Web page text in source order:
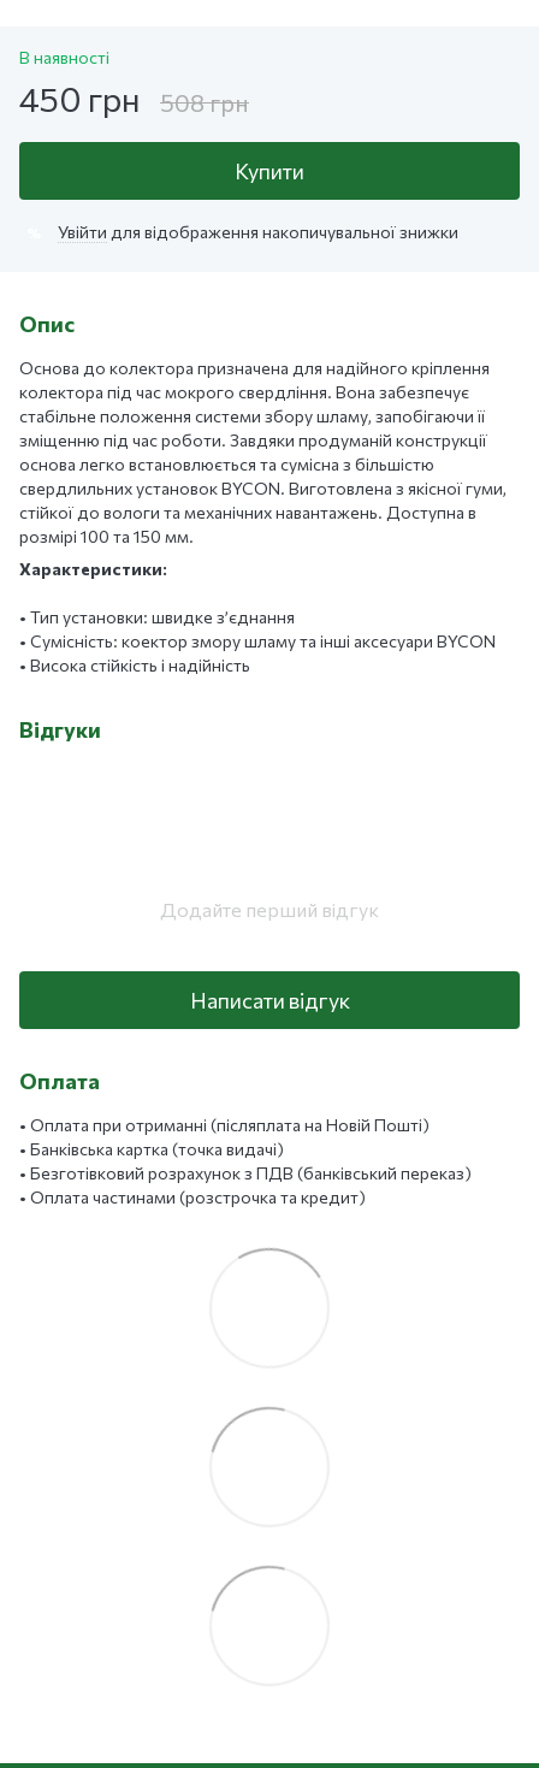
В наявності
450 грн 508 грн
Купити
Увійти для відображення накопичувальної знижки
Опис
Основа до колектора призначена для надійного кріплення
колектора під час мокрого свердління. Вона забезпечує
стабільне положення системи збору шламу, запобігаючи її
зміщенню під час роботи. Завдяки продуманій конструкції
основа легко встановлюється та сумісна з більшістю
свердлильних установок BYCON. Виготовлена з якісної гуми,
стійкої до вологи та механічних навантажень. Доступна в
розмірі 100 та 150 мм.
Характеристики:
• Тип установки: швидке з’єднання
• Сумісність: коектор змору шламу та інші аксесуари BYCON
• Висока стійкість і надійність
Відгуки
Додайте перший відгук
Написати відгук
Оплата
• Оплата при отриманні (післяплата на Новій Пошті)
• Банківська картка (точка видачі)
• Безготівковий розрахунок з ПДВ (банківський переказ)
• Оплата частинами (розстрочка та кредит)